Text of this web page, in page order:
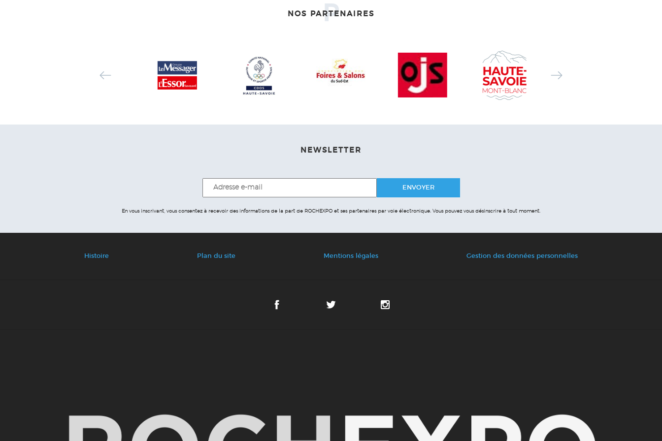
NOS PARTENAIRES
P
NEWSLETTER
En vous inscrivant, vous consentez à recevoir des informations de la part de ROCHEXPO et ses partenaires par voie électronique. Vous pouvez vous désinscrire à tout moment.
Histoire Plan du site Mentions légales Gestion des données personnelles